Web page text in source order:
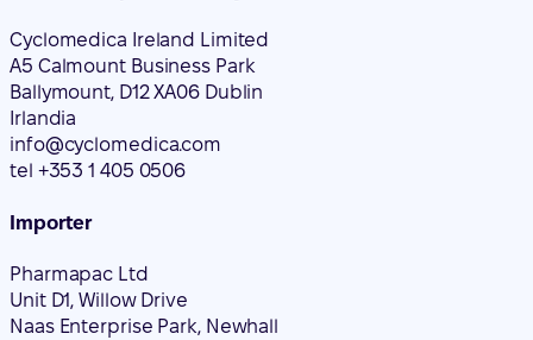
Cyclomedica Ireland Limited
A5 Calmount Business Park
Ballymount, D12 XA06 Dublin
Irlandia
info@cyclomedica.com
tel +353 1 405 0506
Importer
Pharmapac Ltd
Unit D1, Willow Drive
Naas Enterprise Park, Newhall